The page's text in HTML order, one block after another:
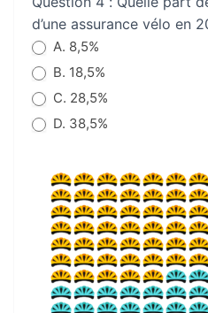
d’une assurance vélo en
A. 8,5%
B. 18,5%
C. 28,5%
D. 38,5%